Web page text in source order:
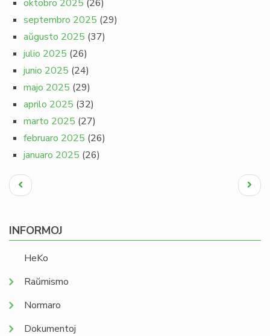
oktobro 2025 (26)
septembro 2025 (29)
aŭgusto 2025 (37)
julio 2025 (26)
junio 2025 (24)
majo 2025 (29)
aprilo 2025 (32)
marto 2025 (27)
februaro 2025 (26)
januaro 2025 (26)
Pagination
Antaŭa
paĝo
Next
page
INFORMOJ
HeKo
Raŭmismo
Normaro
Dokumentoj